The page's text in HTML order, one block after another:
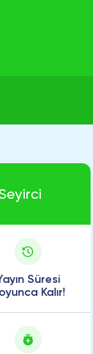
Süresi
Kalır!